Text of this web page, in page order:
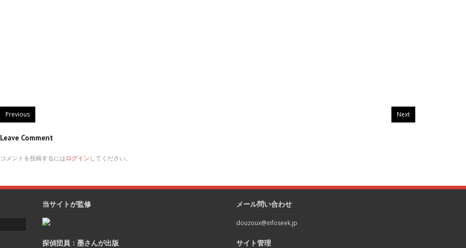
Previous Next
Leave Comment
コメントを投稿するにはログインしてください。
当サイトが監修
探偵団員：墨さんが出版
メール問い合わせ
douzoux@infoseek.jp
サイト管理